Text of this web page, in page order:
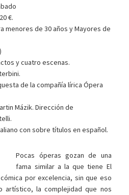
€.
menores de 30 años y Mayores de
y cuatro escenas.
de la compañía lírica Ópera
Mázik. Dirección de
con sobre títulos en español.
Pocas óperas gozan de una
fama similar a la que tiene El
por excelencia, sin que eso
artístico, la complejidad que nos